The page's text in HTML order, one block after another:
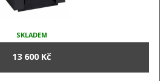
SKLADEM
13 600 Kč